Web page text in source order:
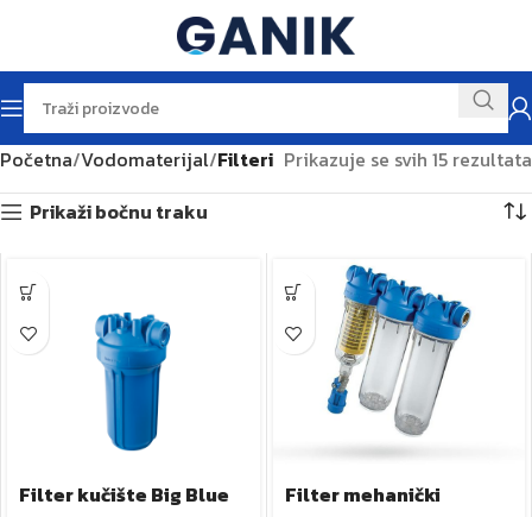
Početna Vodomaterijal Filteri Prikazuje se svih 15 rezultata
Prikaži bočnu traku
Filter kučište Big Blue
Filter mehanički